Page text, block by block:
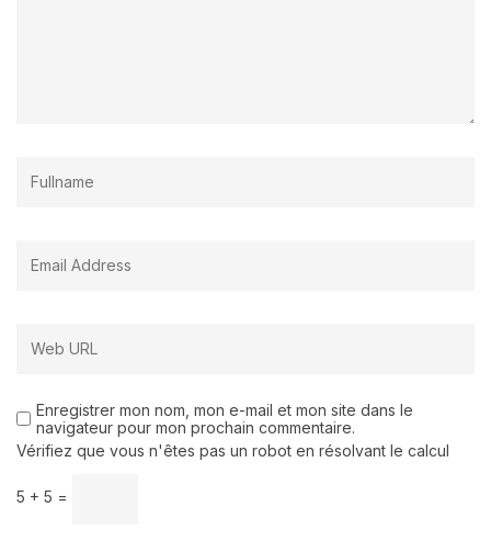
Enregistrer mon nom, mon e-mail et mon site dans le
navigateur pour mon prochain commentaire.
Vérifiez que vous n'êtes pas un robot en résolvant le calcul
5 + 5 =